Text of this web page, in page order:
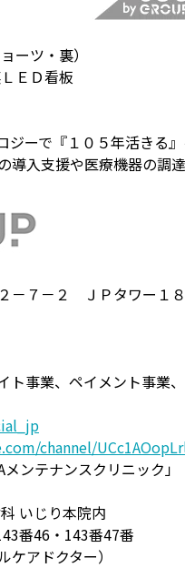
ーツ・裏）
ＥＤ看板
ーで『１０５年活きる
導入支援や医療機器の
－７－２ ＪＰタワー１
ト事業、ペイメント事業
channel/
ンテナンスクリニック」
いじり本院内
番46・143番47番
アドクター）